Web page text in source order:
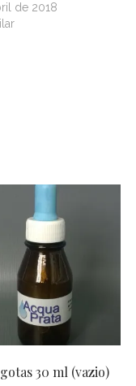
de 2018
30 ml (vazio)